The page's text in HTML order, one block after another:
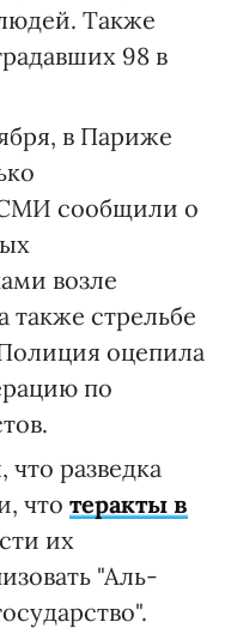
Также
98 в
в Париже
СМИ сообщили о
возле
также стрельбе
оцепила
по
что разведка
что теракты в
их
"Аль-